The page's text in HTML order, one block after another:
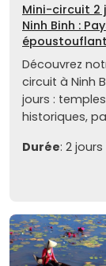
Mini-circuit 2
Ninh Binh :
Découvrez
circuit à Ninh
jours : temples
historiques,
Durée: 2 jours